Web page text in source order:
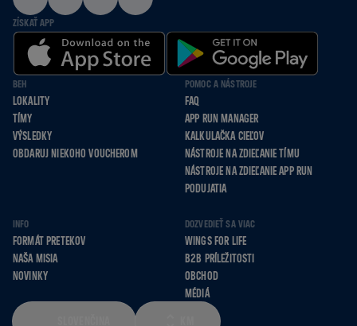
ZÍSKAŤ APP
BEH
LOKALITY
TÍMY
VÝSLEDKY
OBDARUJ NIEKOHO VOUCHEROM
POMOC A NÁSTROJE
FAQ
APP RUN MANAGER
KALKULAČKA CIEĽOV
NÁSTROJE NA ZDIEĽANIE TÍMU
NÁSTROJE NA ZDIEĽANIE APP RUN
PODUJATIA
INFO
FORMÁT PRETEKOV
NAŠA MISIA
NOVINKY
DOZVEDIEŤ SA VIAC
WINGS FOR LIFE
B2B PRÍLEŽITOSTI
OBCHOD
MÉDIÁ